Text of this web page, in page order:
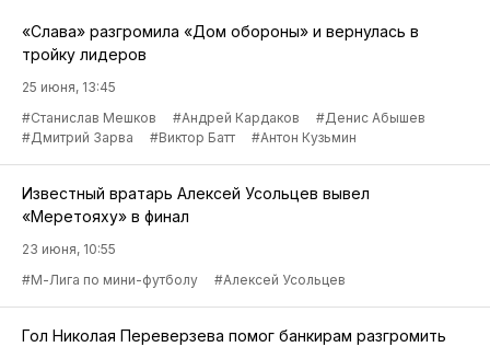
«Слава» разгромила «Дом обороны» и вернулась в
тройку лидеров
25 июня, 13:45
#Станислав Мешков
#Андрей Кардаков
#Денис Абышев
#Дмитрий Зарва
#Виктор Батт #Антон Кузьмин
Известный вратарь Алексей Усольцев вывел
«Меретояху» в финал
23 июня, 10:55
#М-Лига по мини-футболу
#Алексей Усольцев
Гол Николая Переверзева помог банкирам разгромить